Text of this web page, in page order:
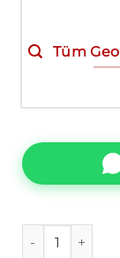
Tüm
Rasch Paraiso